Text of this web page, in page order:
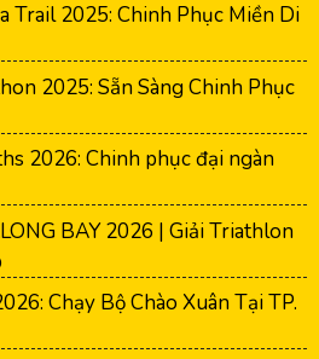
Trail 2025: Chinh Phục Miền Di
2025: Sẵn Sàng Chinh Phục
2026: Chinh phục đại ngàn
BAY 2026 | Giải Triathlon
Chạy Bộ Chào Xuân Tại TP.